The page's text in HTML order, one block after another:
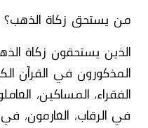
من يستحق زكاة الذهب؟
الذين يستحقون زكاة
المذكورون في القرآن
الفقراء، المساكين،
في الرقاب، الغارمون،